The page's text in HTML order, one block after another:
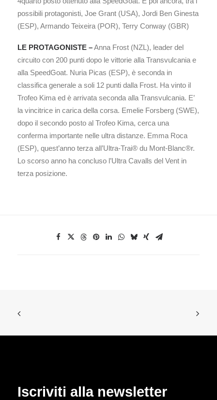
possibili protagonisti, Joe Grant (USA), Jordi Ben Ginesta
(ESP), Armando Teixeira (POR), Terry Conway (GBR)
LE PROTAGONISTE –Anna Frost (NZL), leader del
circuito con 200 punti dopo le vittorie alla Transvulcania e
alla SpeedGoat. Nuria Picas (ESP), è seconda in
classifica generale a soli 12 punti dalla Frost. Ha vinto il
Trofeo Kima ed è arrivata seconda alla Transvulcania. E’
la vincitrice in carica della corsa. Emelie Forsberg (SWE),
dopo il secondo posto al Trofeo Kima, cerca una
conferma importante nelle ultra distanze. Emma Roca
(ESP), quest’anno terza all’Ultra-Trai® du Mont-Blanc®r.
Lo scorso anno ha concluso l’Ultra Cavalls del Vent in
terza posizione.
Iscriviti alla newsletter